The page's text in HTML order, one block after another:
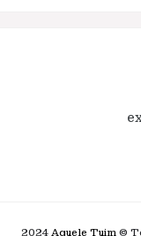
2024 Aquele Tuim ©